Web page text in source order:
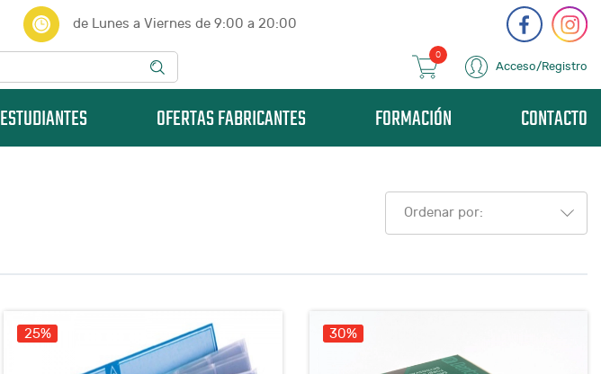
de Lunes a Viernes de 9:00 a 20:00
0
Acceso/Registro
ESTUDIANTES OFERTAS FABRICANTES FORMACIÓN CONTACTO
Ordenar por:
25% 30%